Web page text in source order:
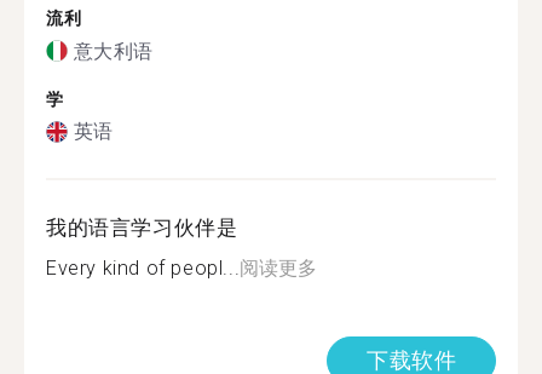
流利
意大利语
学
英语
我的语言学习伙伴是
Every kind of peopl...阅读更多
下载软件